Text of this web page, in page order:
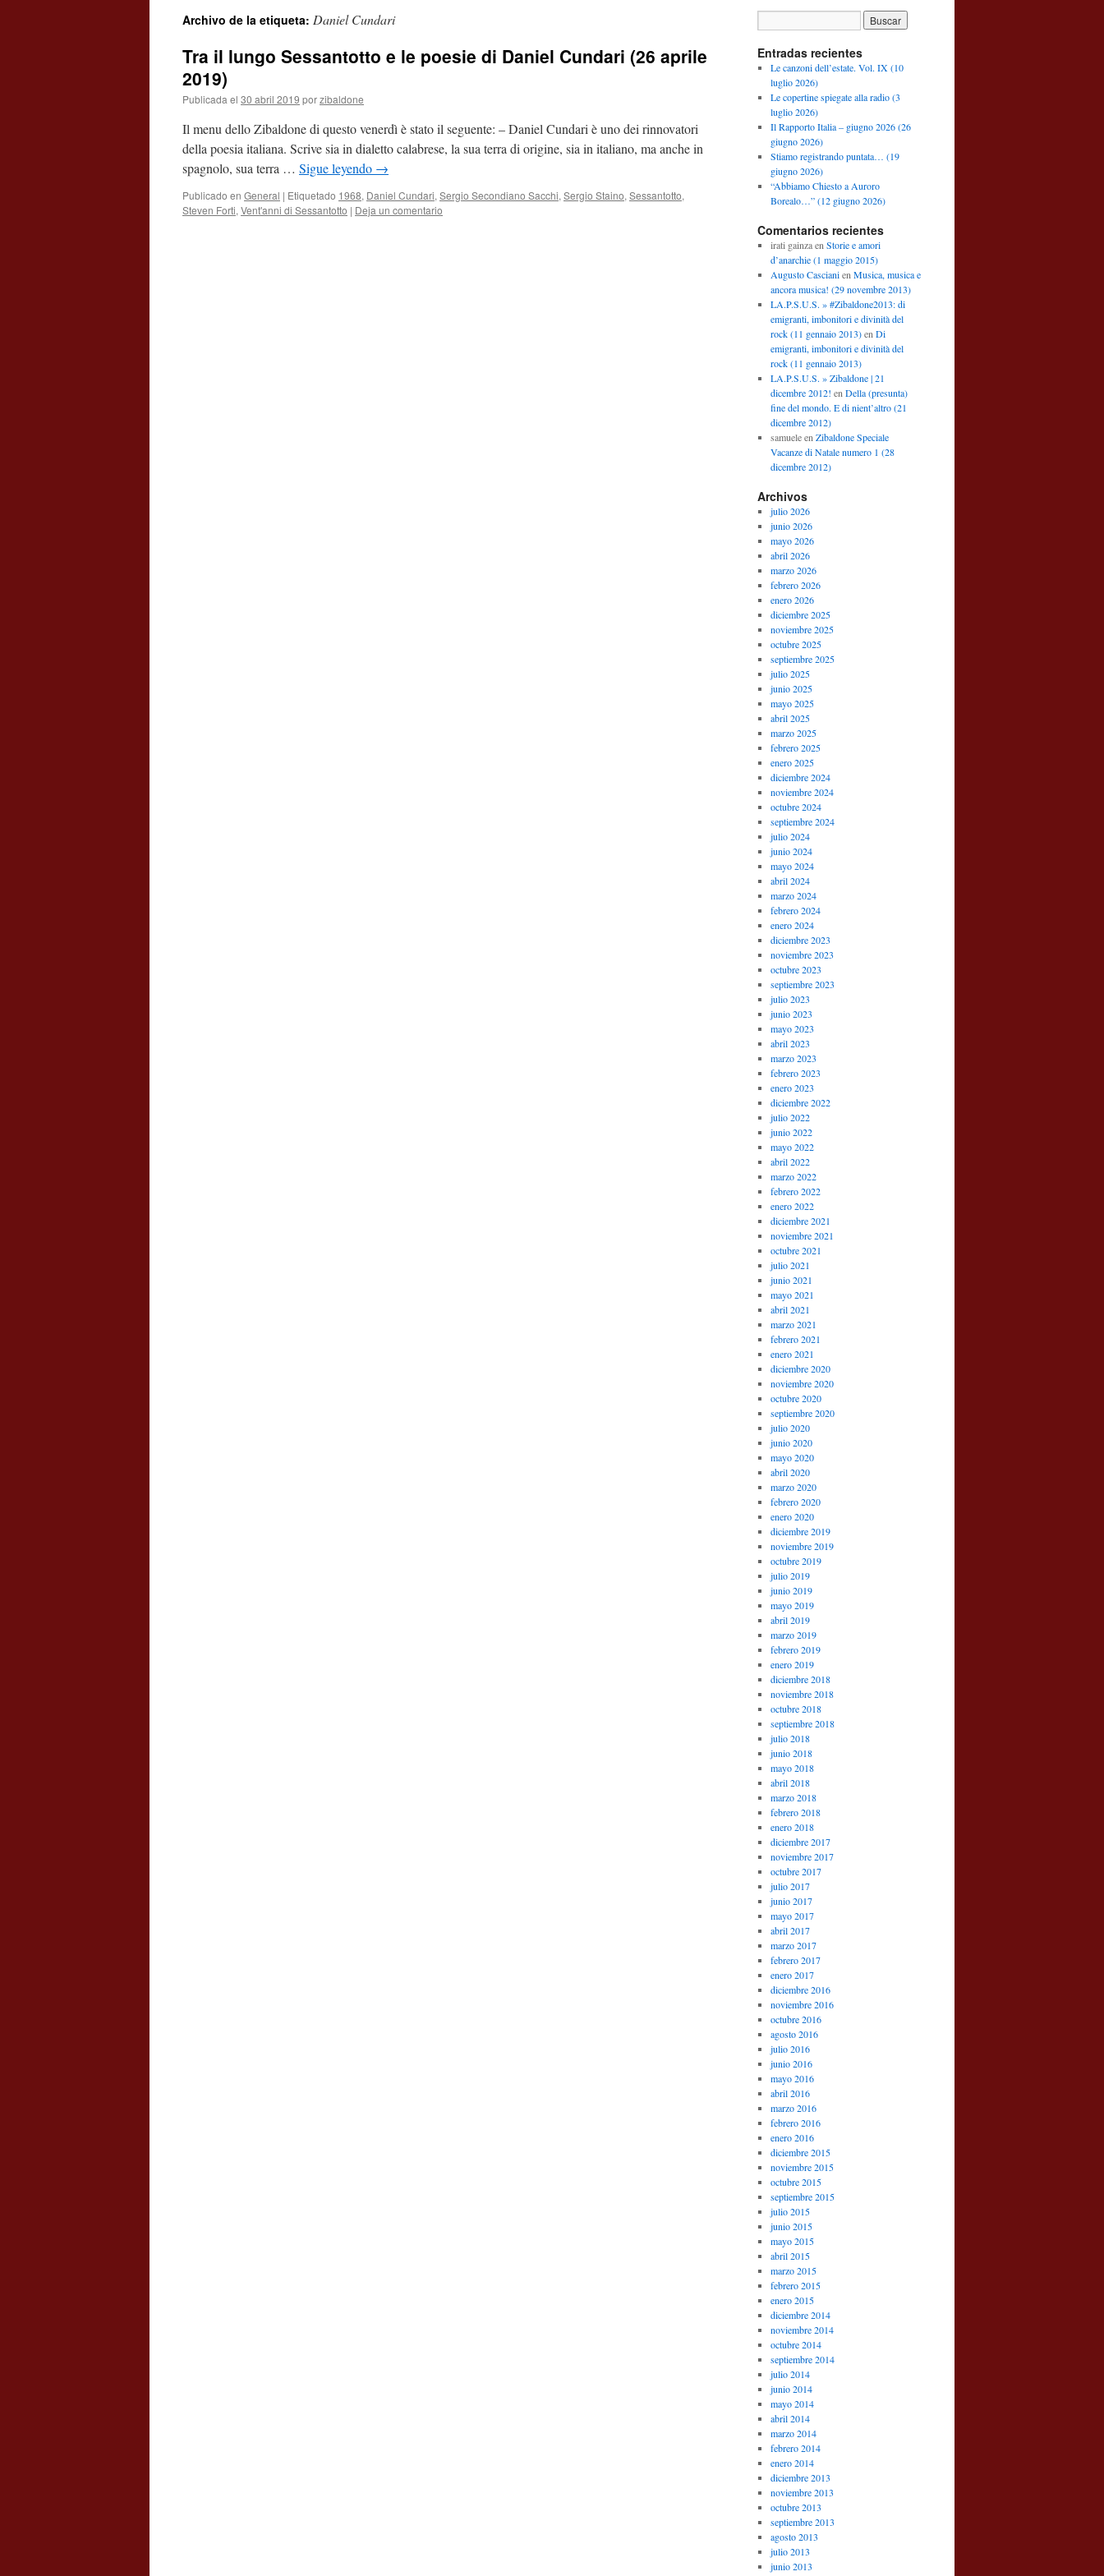
contenido
Archivo de la etiqueta: Daniel Cundari
Tra il lungo Sessantotto e le poesie di Daniel Cundari (26 aprile
2019)
Publicada el 30 abril 2019 porzibaldone
Il menu dello Zibaldone di questo venerdì è stato il seguente: – Daniel Cundari è uno dei rinnovatori
della poesia italiana. Scrive sia in dialetto calabrese, la sua terra di origine, sia in italiano, ma anche in
spagnolo, sua terra … Sigue leyendo →
Publicado en General | Etiquetado 1968, Daniel Cundari, Sergio Secondiano Sacchi, Sergio Staino, Sessantotto,
Steven Forti, Vent'anni di Sessantotto | Deja un comentario
Entradas recientes
Le canzoni dell’estate. Vol. IX (10
luglio 2026)
Le copertine spiegate alla radio (3
luglio 2026)
Il Rapporto Italia – giugno 2026 (26
giugno 2026)
Stiamo registrando puntata… (19
giugno 2026)
“Abbiamo Chiesto a Auroro
Borealo…” (12 giugno 2026)
Comentarios recientes
irati gainzaen Storie e amori
d’anarchie (1 maggio 2015)
Augusto Cascianien Musica, musica e
ancora musica! (29 novembre 2013)
LA.P.S.U.S. » #Zibaldone2013: di
emigranti, imbonitori e divinità del
rock (11 gennaio 2013)en Di
emigranti, imbonitori e divinità del
rock (11 gennaio 2013)
LA.P.S.U.S. » Zibaldone | 21
dicembre 2012! en Della (presunta)
fine del mondo. E di nient’altro (21
dicembre 2012)
samueleen Zibaldone Speciale
Vacanze di Natale numero 1 (28
dicembre 2012)
Archivos
julio 2026
junio 2026
mayo 2026
abril 2026
marzo 2026
febrero 2026
enero 2026
diciembre 2025
noviembre 2025
octubre 2025
septiembre 2025
julio 2025
junio 2025
mayo 2025
abril 2025
marzo 2025
febrero 2025
enero 2025
diciembre 2024
noviembre 2024
octubre 2024
septiembre 2024
julio 2024
junio 2024
mayo 2024
abril 2024
marzo 2024
febrero 2024
enero 2024
diciembre 2023
noviembre 2023
octubre 2023
septiembre 2023
julio 2023
junio 2023
mayo 2023
abril 2023
marzo 2023
febrero 2023
enero 2023
diciembre 2022
julio 2022
junio 2022
mayo 2022
abril 2022
marzo 2022
febrero 2022
enero 2022
diciembre 2021
noviembre 2021
octubre 2021
julio 2021
junio 2021
mayo 2021
abril 2021
marzo 2021
febrero 2021
enero 2021
diciembre 2020
noviembre 2020
octubre 2020
septiembre 2020
julio 2020
junio 2020
mayo 2020
abril 2020
marzo 2020
febrero 2020
enero 2020
diciembre 2019
noviembre 2019
octubre 2019
julio 2019
junio 2019
mayo 2019
abril 2019
marzo 2019
febrero 2019
enero 2019
diciembre 2018
noviembre 2018
octubre 2018
septiembre 2018
julio 2018
junio 2018
mayo 2018
abril 2018
marzo 2018
febrero 2018
enero 2018
diciembre 2017
noviembre 2017
octubre 2017
julio 2017
junio 2017
mayo 2017
abril 2017
marzo 2017
febrero 2017
enero 2017
diciembre 2016
noviembre 2016
octubre 2016
agosto 2016
julio 2016
junio 2016
mayo 2016
abril 2016
marzo 2016
febrero 2016
enero 2016
diciembre 2015
noviembre 2015
octubre 2015
septiembre 2015
julio 2015
junio 2015
mayo 2015
abril 2015
marzo 2015
febrero 2015
enero 2015
diciembre 2014
noviembre 2014
octubre 2014
septiembre 2014
julio 2014
junio 2014
mayo 2014
abril 2014
marzo 2014
febrero 2014
enero 2014
diciembre 2013
noviembre 2013
octubre 2013
septiembre 2013
agosto 2013
julio 2013
junio 2013